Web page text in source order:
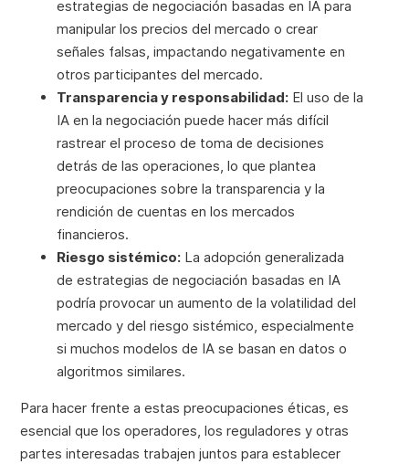
estrategias de negociación basadas en IA para
manipular los precios del mercado o crear
señales falsas, impactando negativamente en
otros participantes del mercado.
Transparencia y responsabilidad: El uso de la
IA en la negociación puede hacer más difícil
rastrear el proceso de toma de decisiones
detrás de las operaciones, lo que plantea
preocupaciones sobre la transparencia y la
rendición de cuentas en los mercados
financieros.
Riesgo sistémico: La adopción generalizada
de estrategias de negociación basadas en IA
podría provocar un aumento de la volatilidad del
mercado y del riesgo sistémico, especialmente
si muchos modelos de IA se basan en datos o
algoritmos similares.
Para hacer frente a estas preocupaciones éticas, es
esencial que los operadores, los reguladores y otras
partes interesadas trabajen juntos para establecer